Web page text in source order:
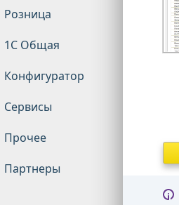
Розница
1С Общая
Конфигуратор
Сервисы
Прочее
Партнеры